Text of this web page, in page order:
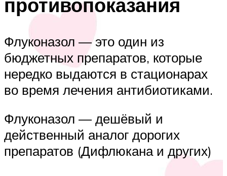
Флуконазол — это один из
бюджетных препаратов, которые
нередко выдаются в стационарах
во время лечения антибиотиками.
Флуконазол — дешёвый и
действенный аналог дорогих
препаратов (Дифлюкана и других)